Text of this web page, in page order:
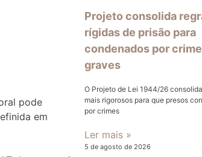
pode
em
Projeto consolida
rígidas de prisão para
condenados por
graves
O Projeto de Lei 1944/26
mais rigorosos para que presos
por crimes
Ler mais »
5 de agosto de 2026